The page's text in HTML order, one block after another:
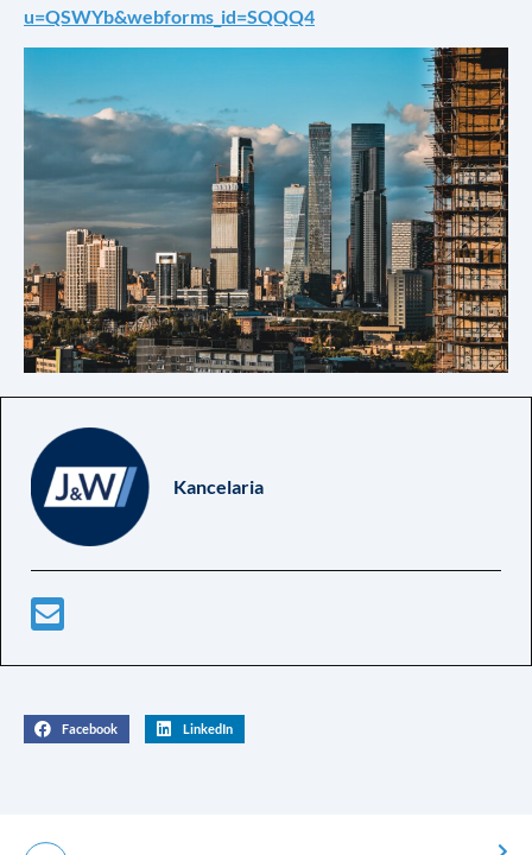
u=QSWYb&webforms_id=SQQQ4
Kancelaria
Facebook LinkedIn